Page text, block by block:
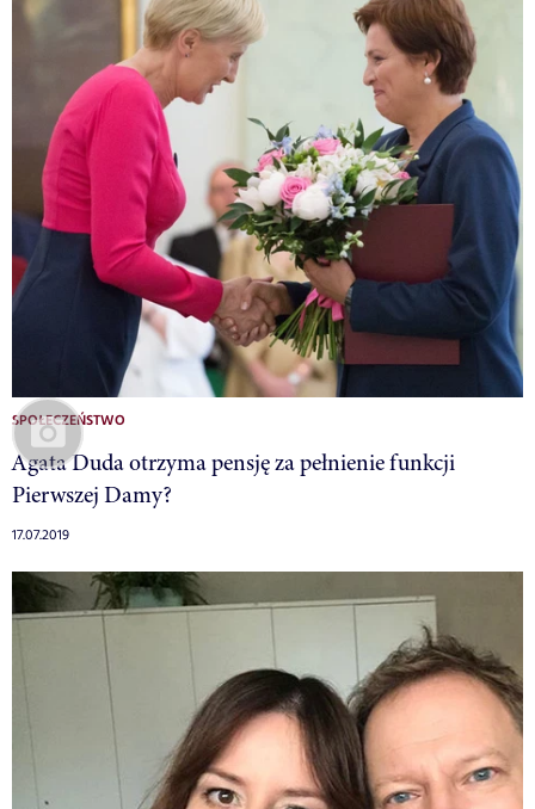
SPOŁECZEŃSTWO
Agata Duda otrzyma pensję za pełnienie funkcji
Pierwszej Damy?
17.07.2019